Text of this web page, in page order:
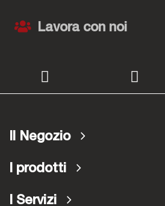
Lavora con noi
Il Negozio
I prodotti
I Servizi